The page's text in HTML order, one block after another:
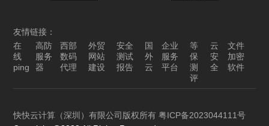
友情链接：
在
线
ping
高防
服务
器
西部
数码
代理
外贸
网站
建设
安全
测试
报告
国
外
云
企业
服务
平台
等
保
测
评
云
安
全
文件
加密
软件
快快云计算（深圳）有限公司版权所有粤ICP备2023044111号